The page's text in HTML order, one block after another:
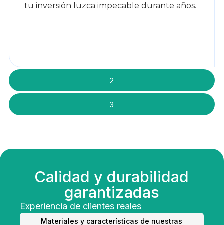
2
3
tu inversión luzca impecable durante años.
Calidad y durabilidad
garantizadas
Experiencia de clientes reales
Materiales y características de nuestras